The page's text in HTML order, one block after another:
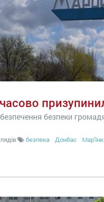
безпеки
безпека Донбас